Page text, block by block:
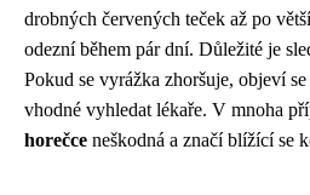
drobných červených teček až po
odezní během pár dní. Důležité je
Pokud se vyrážka zhoršuje, objeví
vhodné vyhledat lékaře. V mnoha
horečce neškodná a značí blížící se